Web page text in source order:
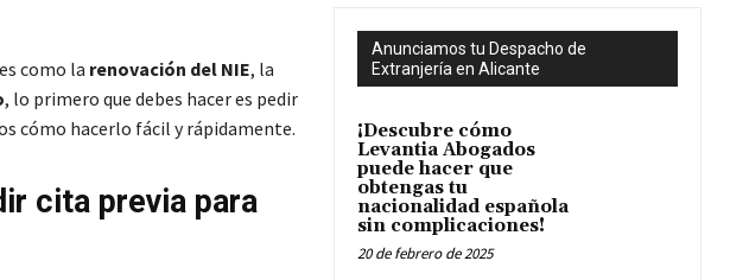
como la renovación del NIE, la
, lo primero que debes hacer es pedir
cómo hacerlo fácil y rápidamente.
cita previa para
Anunciamos tu Despacho de
Extranjería en Alicante
¡Descubre cómo
Levantia Abogados
puede hacer que
obtengas tu
nacionalidad española
sin complicaciones!
20 de febrero de 2025